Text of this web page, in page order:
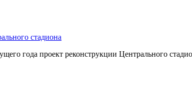
стадиона
года проект реконструкции Центрального